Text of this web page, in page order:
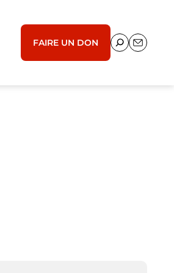
FAIRE UN DON